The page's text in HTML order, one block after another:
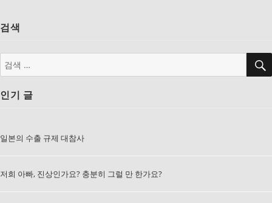
검색
검
색:
인기 글
일본의 수출 규제 대참사
저희 아빠, 진상인가요? 충분히 그럴 만 한가요?